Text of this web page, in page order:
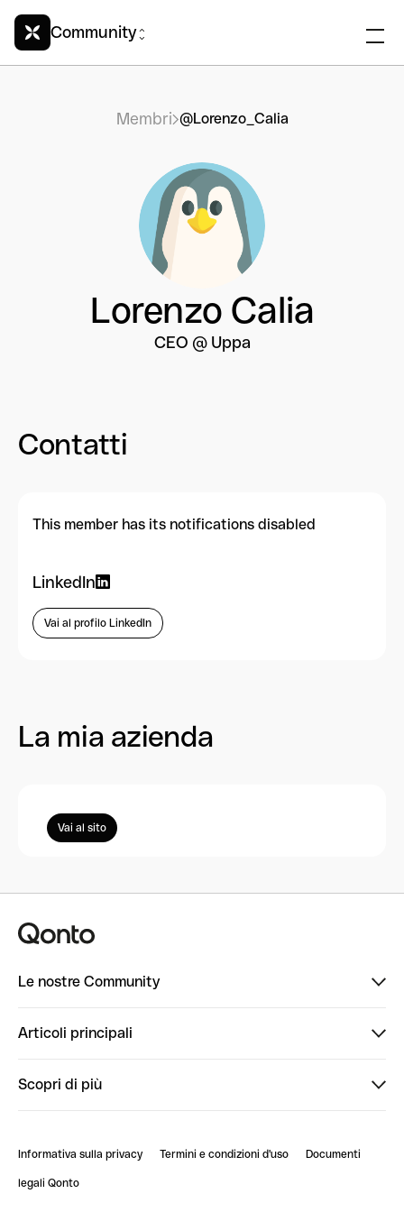
Community
Membri @Lorenzo_Calia
Lorenzo Calia
CEO @ Uppa
Contatti
This member has its notifications disabled
LinkedIn
Vai al profilo LinkedIn
La mia azienda
Vai al sito
Le nostre Community
PowerUp
Articoli principali
StrongHer Mentorship | Notion: come organizzare...
Scopri di più
Blog
Informativa sulla privacy Termini e condizioni d'uso Documenti
legali Qonto